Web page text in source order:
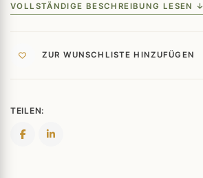
VOLLSTÄNDIGE BESCHREIBUNG LESEN ↓
ZUR WUNSCHLISTE HINZUFÜGEN
TEILEN: